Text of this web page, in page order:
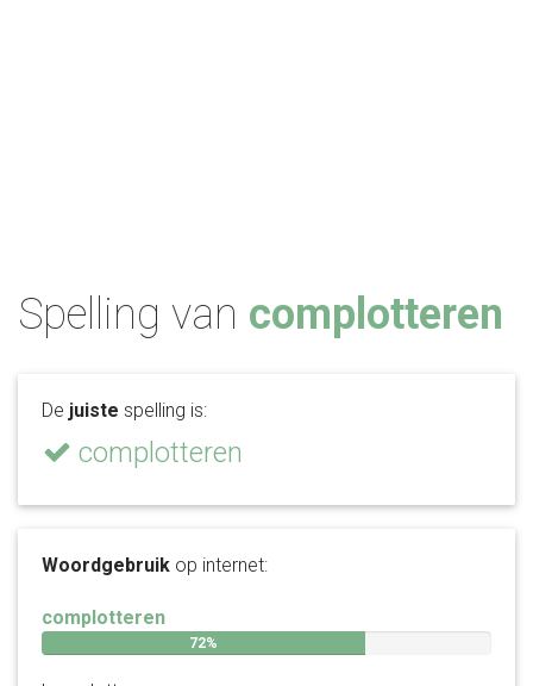
Spelling van complotteren
De juiste spelling is:
complotteren
Woordgebruik op internet:
complotteren
72%